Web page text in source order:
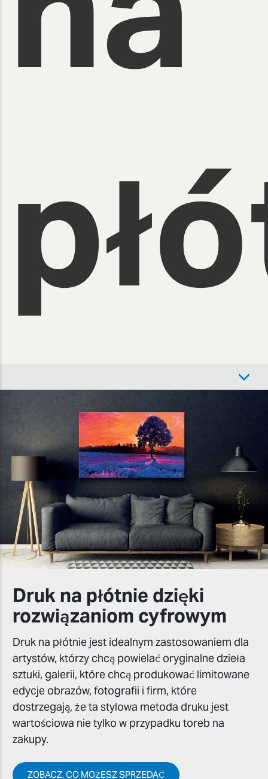
Druk na płótnie dzięki
rozwiązaniom cyfrowym
Druk na płótnie jest idealnym zastosowaniem dla
artystów, którzy chcą powielać oryginalne dzieła
sztuki, galerii, które chcą produkować limitowane
edycje obrazów, fotografii i firm, które
dostrzegają, że ta stylowa metoda druku jest
wartościowa nie tylko w przypadku toreb na
zakupy.
ZOBACZ, CO MOŻESZ SPRZEDAĆ